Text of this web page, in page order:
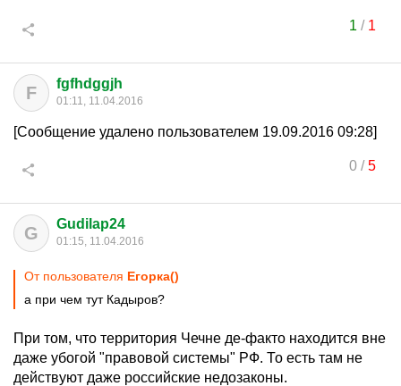
1 / 1
F fgfhdggjh
01:11, 11.04.2016
[Сообщение удалено пользователем 19.09.2016 09:28]
0/5
G Gudilap24
01:15, 11.04.2016
От пользователя Егорка()
а при чем тут Кадыров?
При том, что территория Чечне де-факто находится вне
даже убогой "правовой системы" РФ. То есть там не
действуют даже российские недозаконы.